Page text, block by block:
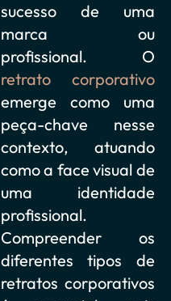
sucesso de uma
marca ou
profissional. O
retrato corporativo
emerge como uma
peça-chave nesse
contexto, atuando
como a face visual de
uma identidade
profissional.
Compreender os
diferentes tipos de
retratos corporativos